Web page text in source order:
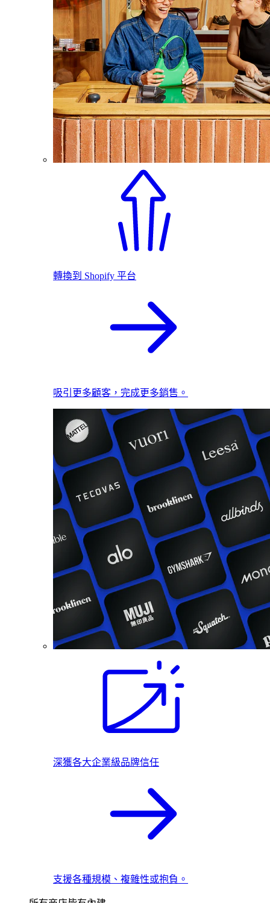
轉換到 Shopify 平台
吸引更多顧客，完成更多銷售。
深獲各大企業級品牌信任
支援各種規模、複雜性或抱負。